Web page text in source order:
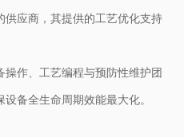
应商，其提供的工艺优化支持
操作、工艺编程与预防性维护团
备全生命周期效能最大化。